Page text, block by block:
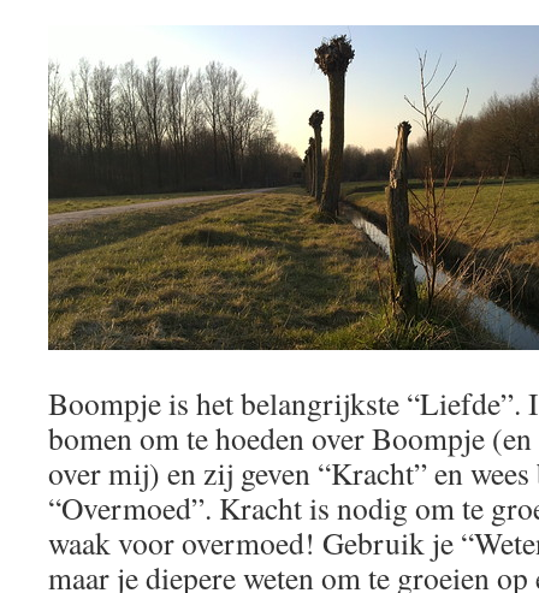
Boompje is het belangrijkste “Liefde”.
bomen om te hoeden over Boompje
over mij) en zij geven “Kracht” en wees
“Overmoed”. Kracht is nodig om te
waak voor overmoed! Gebruik je
maar je diepere weten om te groeien